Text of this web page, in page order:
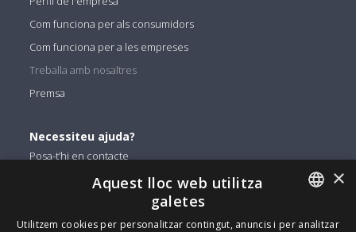
Com funciona per als consumidors
Com funciona per a les empreses
Treballa amb nosaltres
Premsa
Necessiteu ajuda?
Posa-t’hi en contacte
Facebook
ENGLISH
×
Aquest lloc web utilitza
galetes
Utilitzem cookies per personalitzar contingut, anuncis i per analitzar